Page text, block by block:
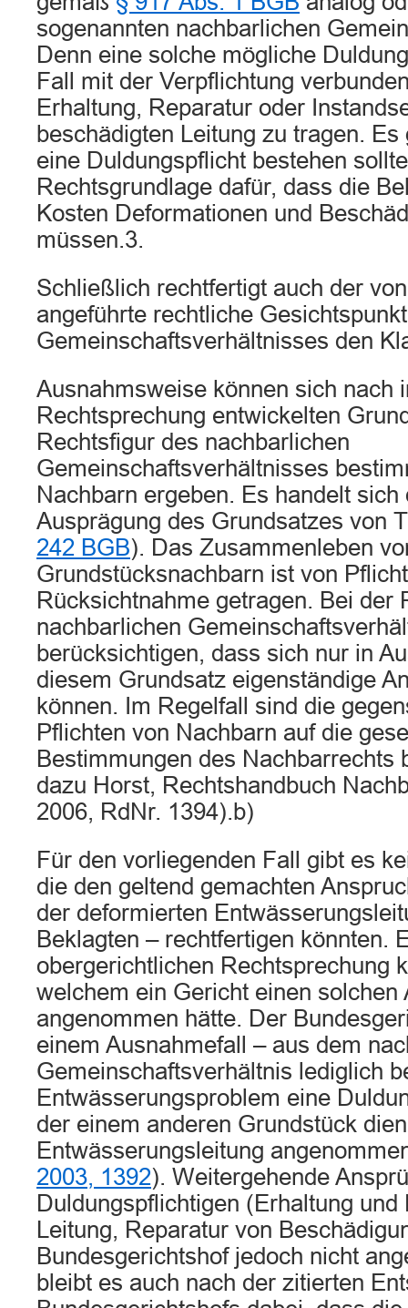
sogenannten nachbarlichen
Denn eine solche mögliche
Fall mit der Verpflichtung
Erhaltung, Reparatur oder
beschädigten Leitung zu tragen.
eine Duldungspflicht bestehen
Rechtsgrundlage dafür, dass die
Kosten Deformationen und
müssen.3.
Schließlich rechtfertigt auch der
angeführte rechtliche
Gemeinschaftsverhältnisses den
Ausnahmsweise können sich nach
Rechtsprechung entwickelten
Rechtsfigur des nachbarlichen
Gemeinschaftsverhältnisses
Nachbarn ergeben. Es handelt sich
Ausprägung des Grundsatzes von
242 BGB). Das Zusammenleben
Grundstücksnachbarn ist von
Rücksichtnahme getragen. Bei der
nachbarlichen
berücksichtigen, dass sich nur in
diesem Grundsatz eigenständige
können. Im Regelfall sind die
Pflichten von Nachbarn auf die
Bestimmungen des Nachbarrechts
dazu Horst, Rechtshandbuch
2006, RdNr. 1394).b)
Für den vorliegenden Fall gibt es
die den geltend gemachten
der deformierten
Beklagten – rechtfertigen könnten.
obergerichtlichen Rechtsprechung
welchem ein Gericht einen solchen
angenommen hätte. Der
einem Ausnahmefall – aus dem
Gemeinschaftsverhältnis lediglich
Entwässerungsproblem eine
der einem anderen Grundstück
Entwässerungsleitung
2003, 1392). Weitergehende
Duldungspflichtigen (Erhaltung und
Leitung, Reparatur von
Bundesgerichtshof jedoch nicht
bleibt es auch nach der zitierten